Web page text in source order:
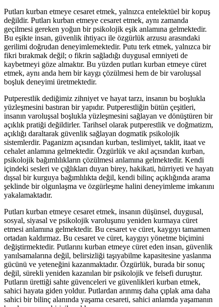
Putları kurban etmeye cesaret etmek, yalnızca entelektüel bir kopuş
değildir. Putları kurban etmeye cesaret etmek, aynı zamanda
geçilmesi gereken yoğun bir psikolojik eşik anlamına gelmektedir.
Bu eşikte insan, güvenlik ihtiyacı ile özgürlük arzusu arasındaki
gerilimi doğrudan deneyimlemektedir. Putu terk etmek, yalnızca bir
fikri bırakmak değil; o fikrin sağladığı duygusal emniyeti de
kaybetmeyi göze almaktır. Bu yüzden putları kurban etmeye cüret
etmek, aynı anda hem bir kaygı çözülmesi hem de bir varoluşsal
boşluk deneyimi üretmektedir.
Putperestlik dediğimiz zihniyet ve hayat tarzı, insanın bu boşlukla
yüzleşmesini bastıran bir yapıdır. Putperestliğin bütün çeşitleri,
insanın varoluşsal boşlukla yüzleşmesini sağlayan ve dönüştüren bir
açıklık pratiği değildirler. Tarihsel olarak putperestlik ve doğmatizm,
açıklığı daraltarak güvenlik sağlayan dogmatik psikolojik
sistemlerdir. Paganizm açısından kurban, teslimiyet, taklit, itaat ve
cehalet anlamına gelmektedir. Özgürlük ve akıl açısından kurban,
psikolojik bağımlılıkların çözülmesi anlamına gelmektedir. Kendi
içindeki sesleri ve çığlıkları duyan birey, hakikati, hürriyeti ve hayatı
dışsal bir kurguya bağımlılıkta değil, kendi bilinç açıklığında arama
şeklinde bir olgunlaşma ve özgürleşme halini deneyimleme imkanını
yakalamaktadır.
Putları kurban etmeye cesaret etmek, insanın düşünsel, duygusal,
sosyal, siyasal ve psikolojik varoluşunu yeniden kurmaya cüret
etmesi anlamına gelmektedir. Bu cesaret ve cüret, kaygıyı tamamen
ortadan kaldırmaz. Bu cesaret ve cüret, kaygıyı yönetme biçimini
değiştirmektedir. Putlarını kurban etmeye cüret eden insan, güvenlik
yanılsamalarına değil, belirsizliği taşıyabilme kapasitesine yaslanma
gücünü ve yeteneğini kazanmaktadır. Özgürlük, burada bir sonuç
değil, sürekli yeniden kazanılan bir psikolojik ve felsefi duruştur.
Putların ürettiği sahte güvenceleri ve güvenlikleri kurban etmek,
sahici hayata giden yoldur. Putlardan arınmış daha çıplak ama daha
sahici bir bilinç alanında yaşama cesareti, sahici anlamda yaşamanın